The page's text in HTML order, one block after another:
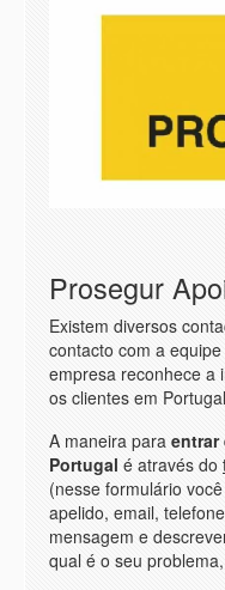
Prosegur
Existem diversos
contacto com a
empresa reconhece a
os clientes em
A maneira para entrar
Portugal é através do
(nesse formulário
apelido, email,
mensagem e
qual é o seu